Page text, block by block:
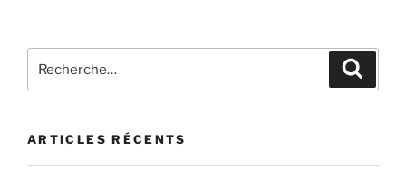
pour
ARTICLES RÉCENTS